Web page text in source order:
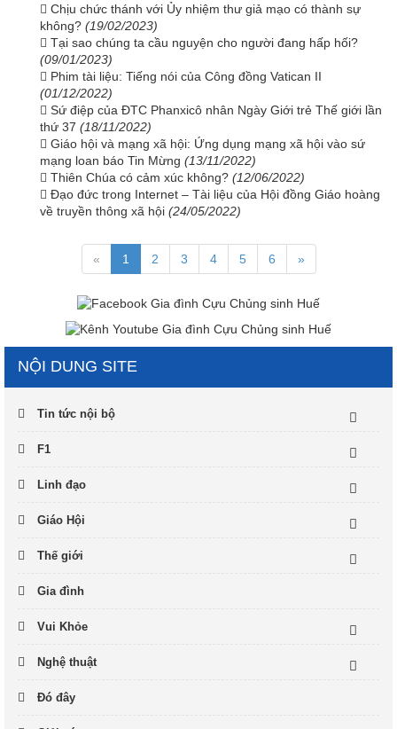
Chịu chức thánh với Ủy nhiệm thư giả mạo có thành sự
không? (19/02/2023)
Tại sao chúng ta cầu nguyện cho người đang hấp hối?
(09/01/2023)
Phim tài liệu: Tiếng nói của Công đồng Vatican II
(01/12/2022)
Sứ điệp của ĐTC Phanxicô nhân Ngày Giới trẻ Thế giới lần
thứ 37 (18/11/2022)
Giáo hội và mạng xã hội: Ứng dụng mạng xã hội vào sứ
mạng loan báo Tin Mừng (13/11/2022)
Thiên Chúa có cảm xúc không? (12/06/2022)
Đạo đức trong Internet – Tài liệu của Hội đồng Giáo hoàng
về truyền thông xã hội (24/05/2022)
« 1 2 3 4 5 6 »
NỘI DUNG SITE
Tin tức nội bộ
F1
Linh đạo
Giáo Hội
Thế giới
Gia đình
Vui Khỏe
Nghệ thuật
Đó đây